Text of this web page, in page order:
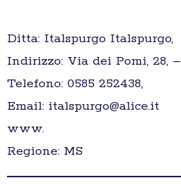
Ditta: Italspurgo Italspurgo,
Indirizzo: Via dei Pomi, 28, –
Telefono: 0585 252438,
Email: italspurgo@alice.it
www.
Regione: MS